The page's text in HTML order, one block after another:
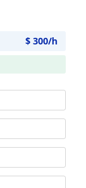
$ 300/h